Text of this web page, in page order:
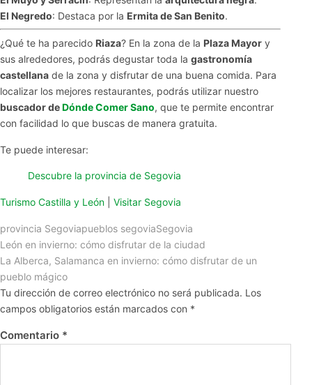
El Negredo: Destaca por la Ermita de San Benito.
¿Qué te ha parecido Riaza? En la zona de la Plaza Mayor y
sus alrededores, podrás degustar toda la gastronomía
castellana de la zona y disfrutar de una buena comida. Para
localizar los mejores restaurantes, podrás utilizar nuestro
buscador deDónde Comer Sano, que te permite encontrar
con facilidad lo que buscas de manera gratuita.
Te puede interesar:
Descubre la provincia de Segovia
Turismo Castilla y León Visitar Segovia
provincia Segoviapueblos segoviaSegovia
León en invierno: cómo disfrutar de la ciudad
La Alberca, Salamanca en invierno: cómo disfrutar de un
pueblo mágico
Tu dirección de correo electrónico no será publicada. Los
campos obligatorios están marcados con *
Comentario *